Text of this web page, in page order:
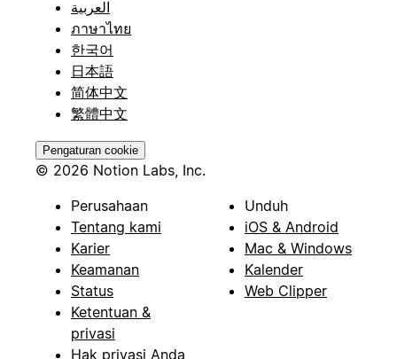
العربية
ภาษาไทย
한국어
日本語
简体中文
繁體中文
Pengaturan cookie
© 2026 Notion Labs, Inc.
Perusahaan
Tentang kami
Karier
Keamanan
Status
Ketentuan &
privasi
Hak privasi Anda
Unduh
iOS & Android
Mac & Windows
Kalender
Web Clipper